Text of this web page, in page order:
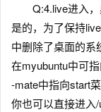
Q:4.live进入
是的，为了保持
中删除了桌面的系
在myubuntu中可
-mate中指向start
你也可以直接进入/